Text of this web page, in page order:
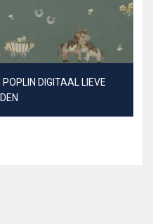
DIGITAAL LIEVE